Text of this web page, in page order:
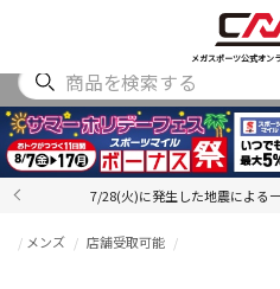
メガスポーツ公式オン
7/28(火)に発生した地震による
メンズ 店舗受取可能